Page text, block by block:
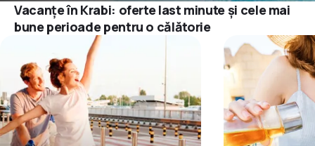
Vacanțe în Krabi: oferte last minute și cele mai
bune perioade pentru o călătorie